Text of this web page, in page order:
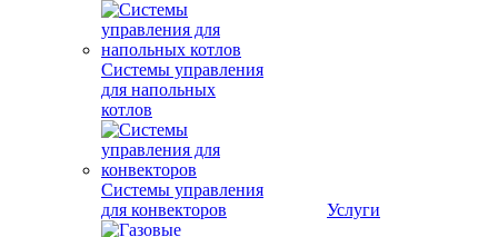
Системы управления
для напольных
котлов
Системы управления
для конвекторов
Услуги